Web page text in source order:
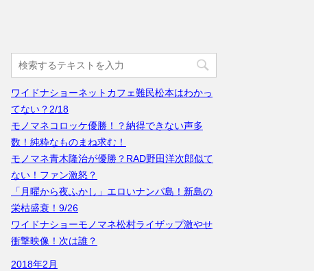
ワイドナショーネットカフェ難民松本はわかっ
てない？2/18
モノマネコロッケ優勝！？納得できない声多
数！純粋なものまね求む！
モノマネ青木隆治が優勝？RAD野田洋次郎似て
ない！ファン激怒？
「月曜から夜ふかし」エロいナンパ島！新島の
栄枯盛衰！9/26
ワイドナショーモノマネ松村ライザップ激やせ
衝撃映像！次は誰？
2018年2月